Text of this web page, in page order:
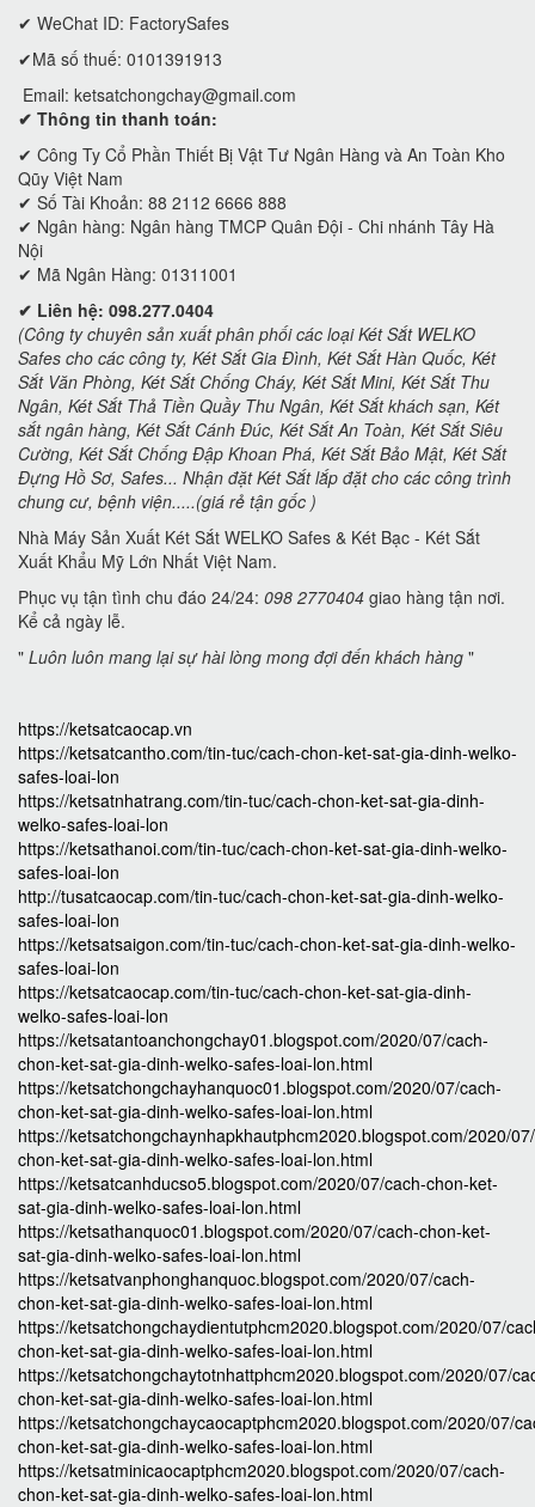
✔ WeChat ID: FactorySafes
✔Mã số thuế: 0101391913
Email: ketsatchongchay@gmail.com
✔ Thông tin thanh toán:
✔ Công Ty Cổ Phần Thiết Bị Vật Tư Ngân Hàng và An Toàn Kho
Qũy Việt Nam
✔ Số Tài Khoản: 88 2112 6666 888
✔ Ngân hàng: Ngân hàng TMCP Quân Đội - Chi nhánh Tây Hà
Nội
✔ Mã Ngân Hàng: 01311001
✔ Liên hệ: 098.277.0404
(Công ty chuyên sản xuất phân phối các loại Két Sắt WELKO
Safes cho các công ty, Két Sắt Gia Đình, Két Sắt Hàn Quốc, Két
Sắt Văn Phòng, Két Sắt Chống Cháy, Két Sắt Mini, Két Sắt Thu
Ngân, Két Sắt Thả Tiền Quầy Thu Ngân, Két Sắt khách sạn, Két
sắt ngân hàng, Két Sắt Cánh Đúc, Két Sắt An Toàn, Két Sắt Siêu
Cường, Két Sắt Chống Đập Khoan Phá, Két Sắt Bảo Mật, Két Sắt
Đựng Hồ Sơ, Safes... Nhận đặt Két Sắt lắp đặt cho các công trình
chung cư, bệnh viện.....(giá rẻ tận gốc )
Nhà Máy Sản Xuất Két Sắt WELKO Safes & Két Bạc - Két Sắt
Xuất Khẩu Mỹ Lớn Nhất Việt Nam.
Phục vụ tận tình chu đáo 24/24: 098 2770404 giao hàng tận nơi.
Kể cả ngày lễ.
" Luôn luôn mang lại sự hài lòng mong đợi đến khách hàng "
https://ketsatcaocap.vn
https://ketsatcantho.com/tin-tuc/cach-chon-ket-sat-gia-dinh-welko-
safes-loai-lon
https://ketsatnhatrang.com/tin-tuc/cach-chon-ket-sat-gia-dinh-
welko-safes-loai-lon
https://ketsathanoi.com/tin-tuc/cach-chon-ket-sat-gia-dinh-welko-
safes-loai-lon
http://tusatcaocap.com/tin-tuc/cach-chon-ket-sat-gia-dinh-welko-
safes-loai-lon
https://ketsatsaigon.com/tin-tuc/cach-chon-ket-sat-gia-dinh-welko-
safes-loai-lon
https://ketsatcaocap.com/tin-tuc/cach-chon-ket-sat-gia-dinh-
welko-safes-loai-lon
https://ketsatantoanchongchay01.blogspot.com/2020/07/cach-
chon-ket-sat-gia-dinh-welko-safes-loai-lon.html
https://ketsatchongchayhanquoc01.blogspot.com/2020/07/cach-
chon-ket-sat-gia-dinh-welko-safes-loai-lon.html
https://ketsatchongchaynhapkhautphcm2020.blogspot.com/2020/
chon-ket-sat-gia-dinh-welko-safes-loai-lon.html
https://ketsatcanhducso5.blogspot.com/2020/07/cach-chon-ket-
sat-gia-dinh-welko-safes-loai-lon.html
https://ketsathanquoc01.blogspot.com/2020/07/cach-chon-ket-
sat-gia-dinh-welko-safes-loai-lon.html
https://ketsatvanphonghanquoc.blogspot.com/2020/07/cach-
chon-ket-sat-gia-dinh-welko-safes-loai-lon.html
https://ketsatchongchaydientutphcm2020.blogspot.com/2020/07/
chon-ket-sat-gia-dinh-welko-safes-loai-lon.html
https://ketsatchongchaytotnhattphcm2020.blogspot.com/2020/07/
chon-ket-sat-gia-dinh-welko-safes-loai-lon.html
https://ketsatchongchaycaocaptphcm2020.blogspot.com/2020/07/
chon-ket-sat-gia-dinh-welko-safes-loai-lon.html
https://ketsatminicaocaptphcm2020.blogspot.com/2020/07/cach-
chon-ket-sat-gia-dinh-welko-safes-loai-lon.html